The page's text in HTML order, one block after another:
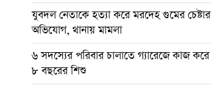
যুবদল নেতাকে হত্যা করে মরদেহ গুমের চেষ্টার
অভিযোগ, থানায় মামলা
৬ সদস্যের পরিবার চালাতে গ্যারেজে কাজ করে
৮ বছরের শিশু